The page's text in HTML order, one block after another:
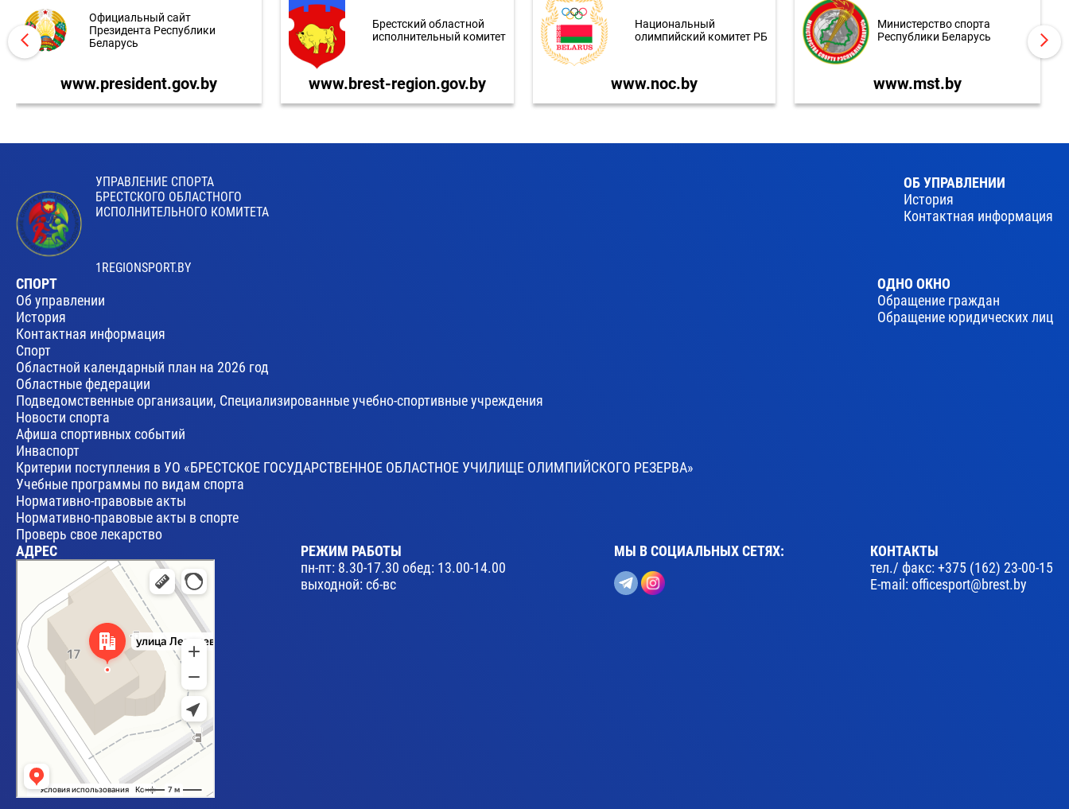
Официальный сайт
Президента Республики
Беларусь
www.president.gov.by
Брестский областной
исполнительный комитет
www.brest-region.gov.by
Национальный
олимпийский комитет РБ
www.noc.by
Министерство спорта
Республики Беларусь
www.mst.by
УПРАВЛЕНИЕ СПОРТА
БРЕСТСКОГО ОБЛАСТНОГО
ИСПОЛНИТЕЛЬНОГО КОМИТЕТА
1REGIONSPORT.BY
ОБ УПРАВЛЕНИИ
История
Контактная информация
СПОРТ
Об управлении
История
Контактная информация
Спорт
Областной календарный план на 2026 год
Областные федерации
Подведомственные организации, Специализированные учебно-спортивные учреждения
Новости спорта
Афиша спортивных событий
Инваспорт
Критерии поступления в УО «БРЕСТСКОЕ ГОСУДАРСТВЕННОЕ ОБЛАСТНОЕ УЧИЛИЩЕ ОЛИМПИЙСКОГО РЕЗЕРВА»
Учебные программы по видам спорта
Нормативно-правовые акты
Нормативно-правовые акты в спорте
Проверь свое лекарство
ОДНО ОКНО
Обращение граждан
Обращение юридических лиц
АДРЕС
Брест
Улица Леваневского, 17 — Яндекс Карты
РЕЖИМ РАБОТЫ
пн-пт: 8.30-17.30 обед: 13.00-14.00
выходной: сб-вс
МЫ В СОЦИАЛЬНЫХ СЕТЯХ:
КОНТАКТЫ
тел./ факс:+375 (162) 23-00-15
E-mail:officesport@brest.by